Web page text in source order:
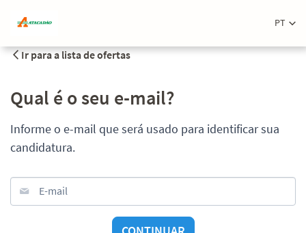
PT
Ir para a lista de ofertas
Qual é o seu e-mail?
Informe o e-mail que será usado para identificar sua
candidatura.
E-mail